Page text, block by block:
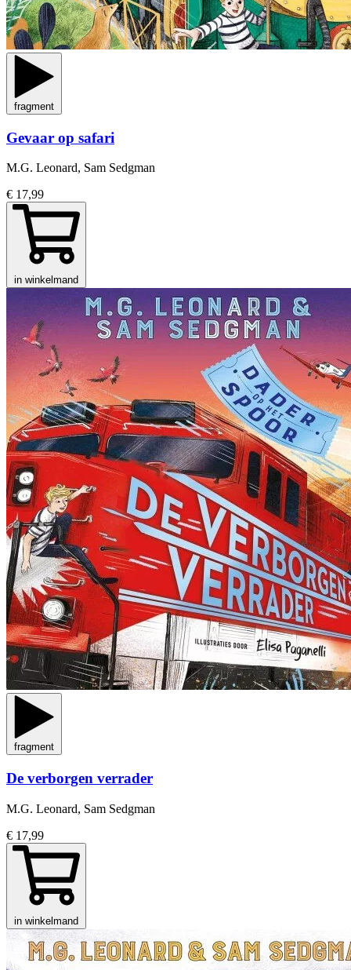
fragment
Gevaar op safari
M.G. Leonard, Sam Sedgman
€ 17,99
in winkelmand
fragment
De verborgen verrader
M.G. Leonard, Sam Sedgman
€ 17,99
in winkelmand